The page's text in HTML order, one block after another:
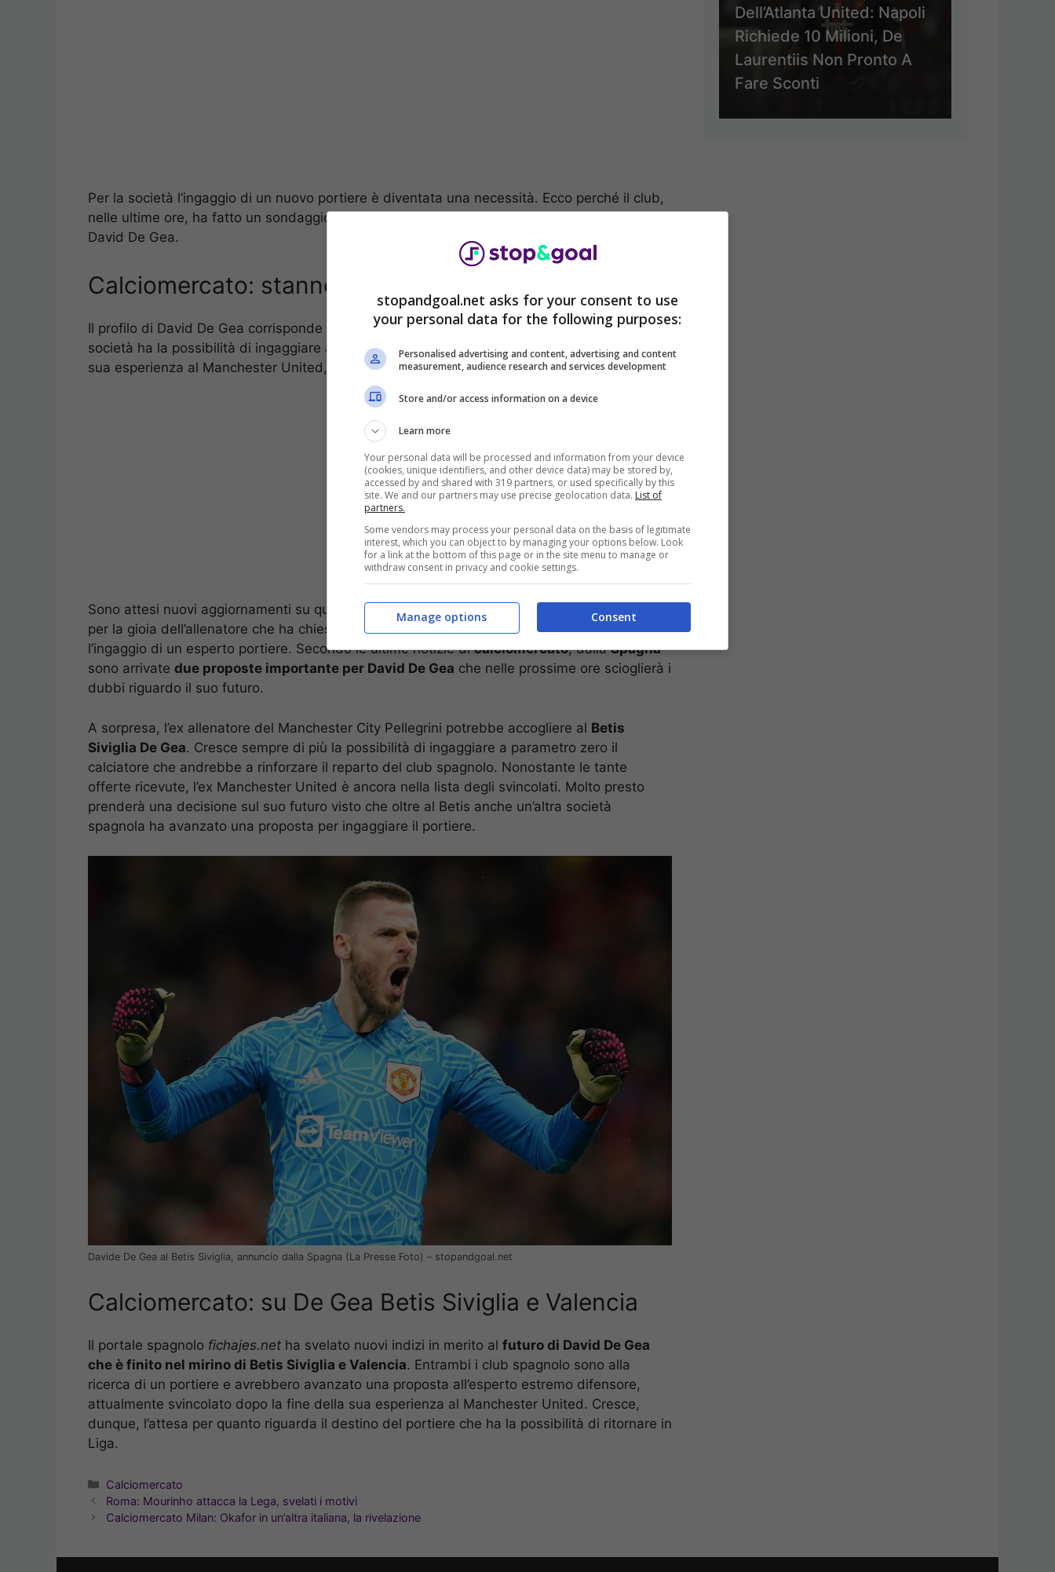
Per la società l’ingaggio di un nuovo portiere è diventata una necessità. Ecco perché il club,
nelle ultime ore, ha fatto un sondaggio per arrivare all’esperto estremo difensore spagnolo
David De Gea.
Calciomercato: stanno prendendo De Gea, le ultime
Il profilo di David De Gea corrisponde alla perfezione a ciò che il club sta cercando. La
società ha la possibilità di ingaggiare a parametro zero lo spagnolo che, dopo la fine della
sua esperienza al Manchester United, è rimasto svincolato.
Sono attesi nuovi aggiornamenti su questo acquisto che potrebbe andare presto in porto,
per la gioia dell’allenatore che ha chiesto alla società di intervenire in quel reparto con
l’ingaggio di un esperto portiere. Secondo le ultime notizie dicalciomercato, dallaSpagna
sono arrivate due proposte importante per David De Gea che nelle prossime ore scioglierà i
dubbi riguardo il suo futuro.
A sorpresa, l’ex allenatore del Manchester City Pellegrini potrebbe accogliere al Betis
Siviglia De Gea. Cresce sempre di più la possibilità di ingaggiare a parametro zero il
calciatore che andrebbe a rinforzare il reparto del club spagnolo. Nonostante le tante
offerte ricevute, l’ex Manchester United è ancora nella lista degli svincolati. Molto presto
prenderà una decisione sul suo futuro visto che oltre al Betis anche un’altra società
spagnola ha avanzato una proposta per ingaggiare il portiere.
Davide De Gea al Betis Siviglia, annuncio dalla Spagna (La Presse Foto) – stopandgoal.net
Calciomercato: su De Gea Betis Siviglia e Valencia
Il portale spagnolo fichajes.net ha svelato nuovi indizi in merito al futuro di David De Gea
che è finito nel mirino di Betis Siviglia e Valencia. Entrambi i club spagnolo sono alla
ricerca di un portiere e avrebbero avanzato una proposta all’esperto estremo difensore,
attualmente svincolato dopo la fine della sua esperienza al Manchester United. Cresce,
dunque, l’attesa per quanto riguarda il destino del portiere che ha la possibilità di ritornare in
Liga.
Categorie
Calciomercato
Roma: Mourinho attacca la Lega, svelati i motivi
Calciomercato Milan: Okafor in un’altra italiana, la rivelazione
Dell’Atlanta United: Napoli
Richiede 10 Milioni, De
Laurentiis Non Pronto A
Fare Sconti
stopandgoal.net asks for your consent to use
your personal data for the following purposes:
Personalised advertising and content, advertising and content
measurement, audience research and services development
Store and/or access information on a device
Learn more
Your personal data will be processed and information from your device
(cookies, unique identifiers, and other device data) may be stored by,
accessed by and shared with 319 partners, or used specifically by this
site. We and our partners may use precise geolocation data. List of
partners.
Some vendors may process your personal data on the basis of legitimate
interest, which you can object to by managing your options below. Look
for a link at the bottom of this page or in the site menu to manage or
withdraw consent in privacy and cookie settings.
Consent
Manage options